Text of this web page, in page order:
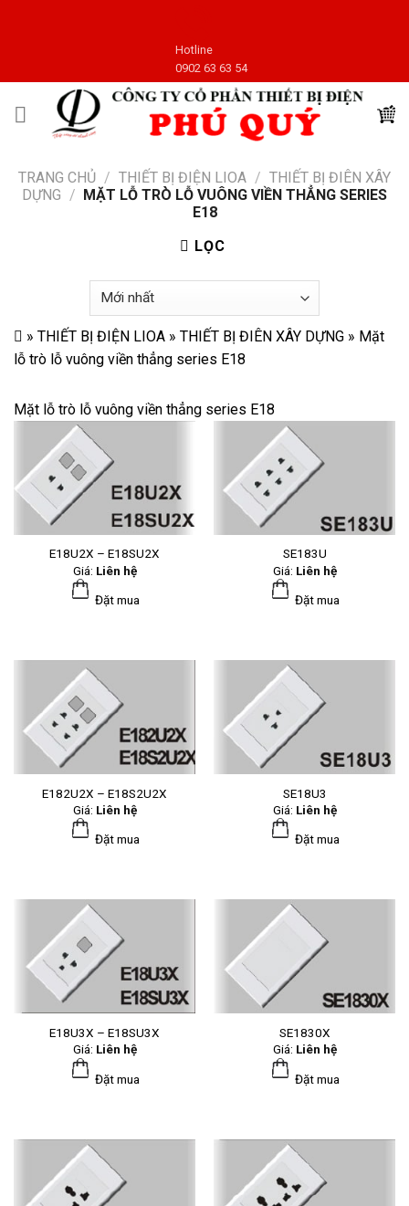
Hotline
0902 63 63 54
TRANG CHỦ / THIẾT BỊ ĐIỆN LIOA / THIẾT BỊ ĐIÊN XÂY
DỰNG / MẶT LỖ TRÒ LỖ VUÔNG VIỀN THẲNG SERIES
E18
LỌC
» THIẾT BỊ ĐIỆN LIOA » THIẾT BỊ ĐIÊN XÂY DỰNG » Mặt
lỗ trò lỗ vuông viền thẳng series E18
Mặt lỗ trò lỗ vuông viền thẳng series E18
E18U2X – E18SU2X
Giá: Liên hệ
Đặt mua
SE183U
Giá: Liên hệ
Đặt mua
E182U2X – E18S2U2X
Giá: Liên hệ
Đặt mua
SE18U3
Giá: Liên hệ
Đặt mua
E18U3X – E18SU3X
Giá: Liên hệ
Đặt mua
SE1830X
Giá: Liên hệ
Đặt mua